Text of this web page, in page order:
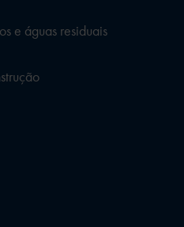
e águas residuais